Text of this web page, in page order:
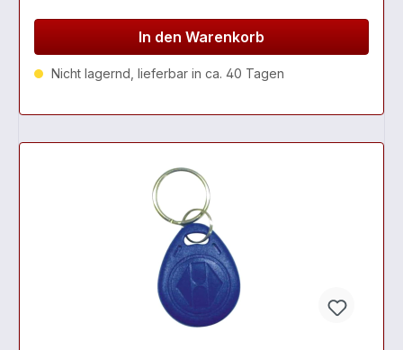
In den Warenkorb
Nicht lagernd, lieferbar in ca. 40 Tagen